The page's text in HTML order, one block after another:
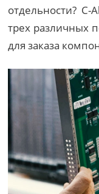
отдельности?
трех различных
для заказа